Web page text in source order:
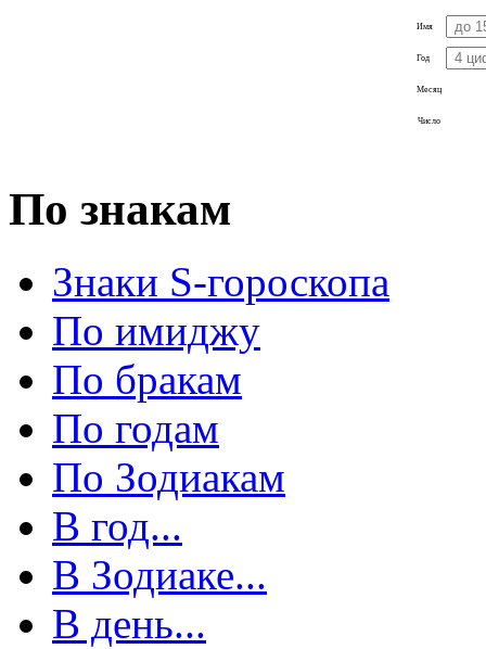
Имя
Год
Месяц
Число
По знакам
Знаки S-гороскопа
По имиджу
По бракам
По годам
По Зодиакам
В год...
В Зодиаке...
В день...